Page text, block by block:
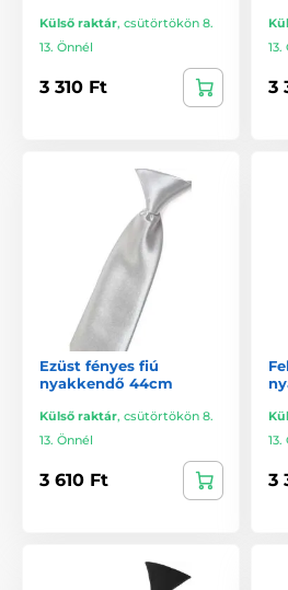
Külső raktár, csütörtökön 8.
13. Önnél
3 310 Ft
13.
3
Ezüst fényes fiú
nyakkendő 44cm
Külső raktár, csütörtökön 8.
13. Önnél
3 610 Ft
13.
3